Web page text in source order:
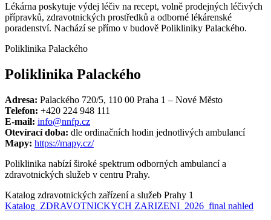
Lékárna poskytuje výdej léčiv na recept, volně prodejných léčivých
přípravků, zdravotnických prostředků a odborné lékárenské
poradenství. Nachází se přímo v budově Polikliniky Palackého.
Poliklinika Palackého
Poliklinika Palackého
Adresa: Palackého 720/5, 110 00 Praha 1 – Nové Město
Telefon: +420 224 948 111
E-mail: info@nnfp.cz
Otevírací doba: dle ordinačních hodin jednotlivých ambulancí
Mapy: https://mapy.cz/
Poliklinika nabízí široké spektrum odborných ambulancí a
zdravotnických služeb v centru Prahy.
Katalog zdravotnických zařízení a služeb Prahy 1
Katalog_ZDRAVOTNICKYCH ZARIZENI_2026_final nahled